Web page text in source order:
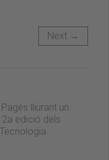
Next →
lliurant un
edició dels